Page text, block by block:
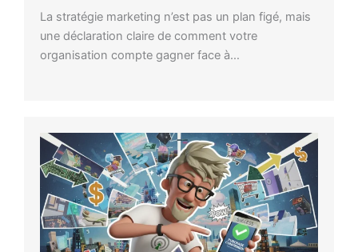
La stratégie marketing n’est pas un plan figé, mais
une déclaration claire de comment votre
organisation compte gagner face à…